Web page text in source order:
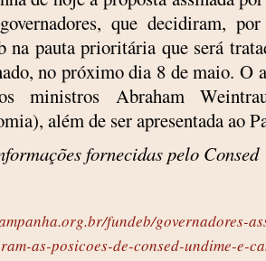
que decidiram,
na pauta prioritária que será
no próximo dia 8 de maio. O
ministros Abraham
além de ser apresentada ao
fornecidas pelo Consed
fundeb/governadores-
as-posicoes-de-consed-undime-e-